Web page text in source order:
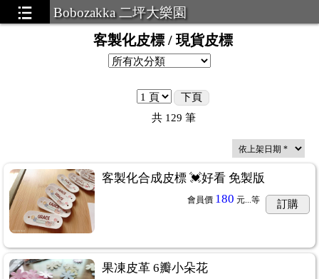
Bobozakka 二坪大樂園
客製化皮標 / 現貨皮標
下頁
共 129 筆
客製化合成皮標 💓好看 免製版
會員價 180 元...等 訂購
果凍皮革 6瓣小朵花